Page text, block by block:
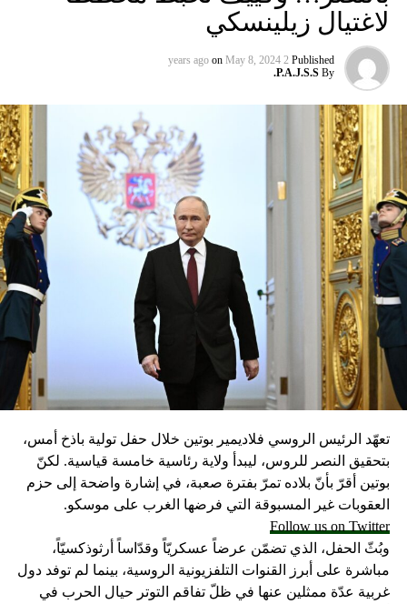
لاغتيال زيلينسكي
Published
2 years ago
on May 8, 2024
By
P.A.J.S.S.
تعهّد الرئيس الروسي فلاديمير بوتين خلال حفل تولية باذخ أمس،
بتحقيق النصر للروس، ليبدأ ولاية رئاسية خامسة قياسية. لكنّ
بوتين أقرّ بأنّ بلاده تمرّ بفترة صعبة، في إشارة واضحة إلى حزم
العقوبات غير المسبوقة التي فرضها الغرب على موسكو.
Follow us on Twitter
وبُثّ الحفل، الذي تضمّن عرضاً عسكريّاً وقدّاساً أرثوذكسيّاً،
مباشرة على أبرز القنوات التلفزيونية الروسية، بينما لم توفد دول
غربية عدّة ممثلين عنها في ظلّ تفاقم التوتر حيال الحرب في